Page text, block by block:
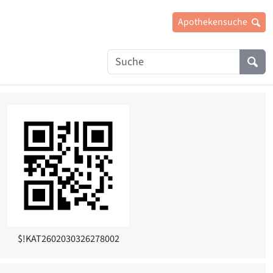
Apothekensuche
Suche
$!KAT2602030326278002